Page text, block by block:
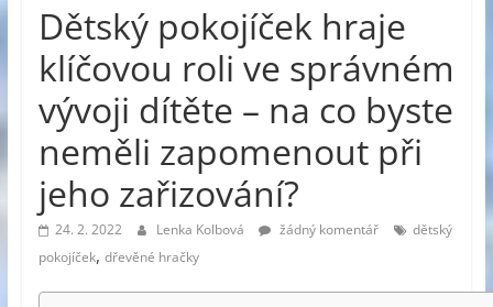
Dětský pokojíček hraje
klíčovou roli ve správném
vývoji dítěte – na co byste
neměli zapomenout při
jeho zařizování?
24. 2. 2022 Lenka Kolbová žádný komentář
dětský
pokojíček, dřevěné hračky